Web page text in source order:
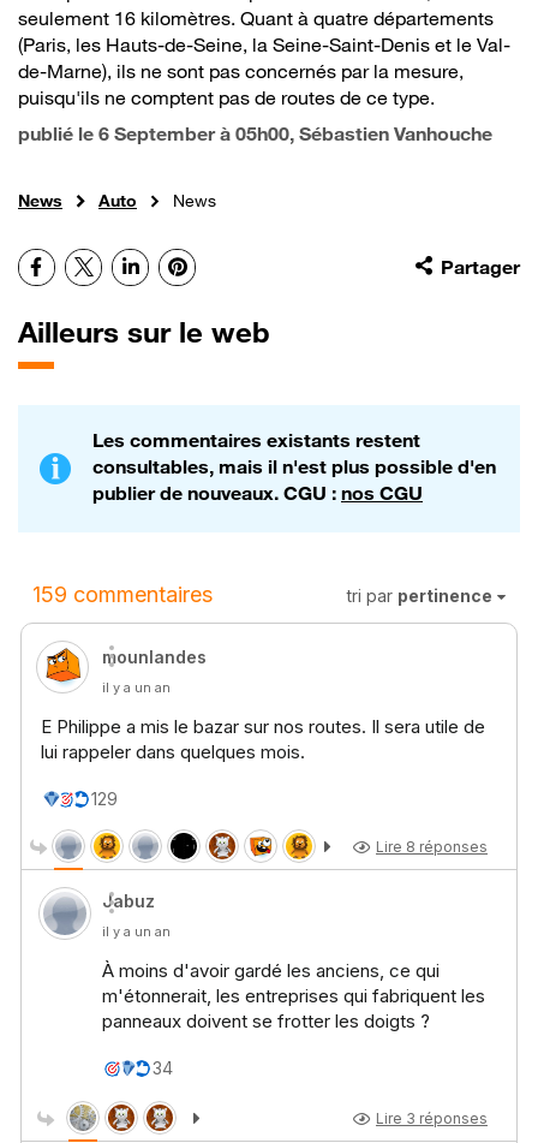
seulement 16 kilomètres. Quant à quatre départements
(Paris, les Hauts-de-Seine, la Seine-Saint-Denis et le Val-
de-Marne), ils ne sont pas concernés par la mesure,
puisqu'ils ne comptent pas de routes de ce type.
publié le 6 September à 05h00, Sébastien Vanhouche
News Auto News
Partager
Facebook
X LinkedInPinterest
Ailleurs sur le web
Les commentaires existants restent
consultables, mais il n'est plus possible d'en
publier de nouveaux. CGU : nos CGU